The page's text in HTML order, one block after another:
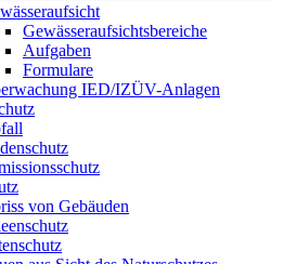
Gewässeraufsichtsbereiche
Aufgaben
Formulare
IED/IZÜV-Anlagen
von Gebäuden